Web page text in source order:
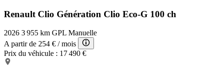
Renault Clio Génération Clio Eco-G 100 ch
2026 3 955 km GPL Manuelle
A partir de 254 € / mois
Prix du véhicule : 17 490 €